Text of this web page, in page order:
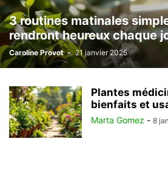
3 routines matinales
rendront heureux chaque
Caroline Provot - 21 janvier 2025
Plantes
bienfaits et
Marta Gomez - 8